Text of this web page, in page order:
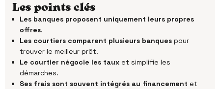
Les points clés
Les banques proposent uniquement leurs propres
offres.
Les courtiers comparent plusieurs banques pour
trouver le meilleur prêt.
Le courtier négocie les taux et simplifie les
démarches.
Ses frais sont souvent intégrés au financement et